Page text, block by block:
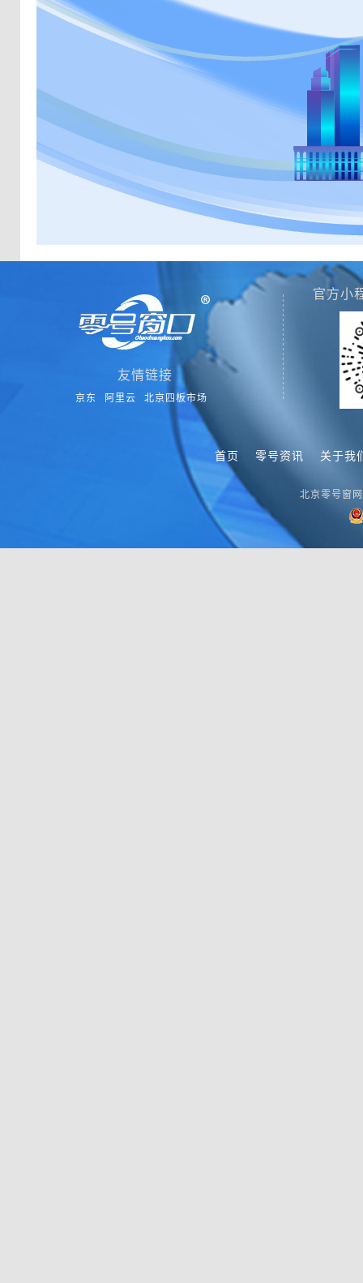
友情链接
京东 阿里云 北京四板市场
官方小
首页 零号资讯 关于我
北京零号窗